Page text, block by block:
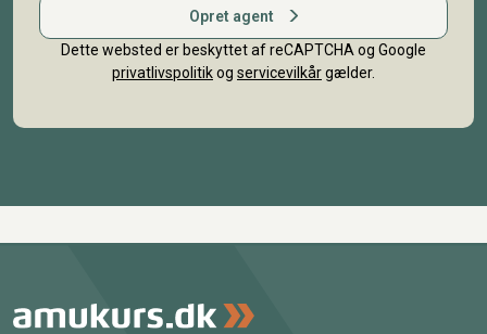
Opret agent
Dette websted er beskyttet af reCAPTCHA og Google
privatlivspolitikog servicevilkårgælder.